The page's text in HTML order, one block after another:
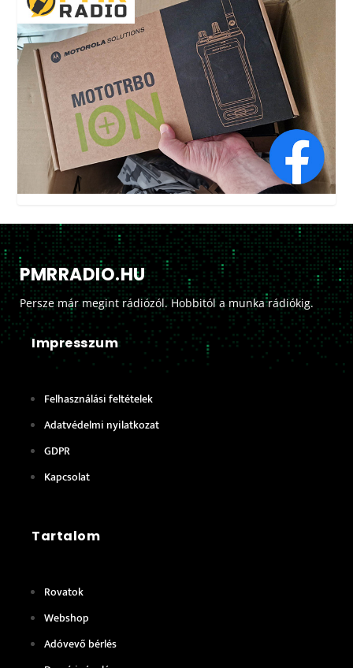
PMRRADIO.HU
Persze már megint rádiózól. Hobbitól a munka rádiókig.
Impresszum
Felhasználási feltételek
Adatvédelmi nyilatkozat
GDPR
Kapcsolat
Tartalom
Rovatok
Webshop
Adóvevő bérlés